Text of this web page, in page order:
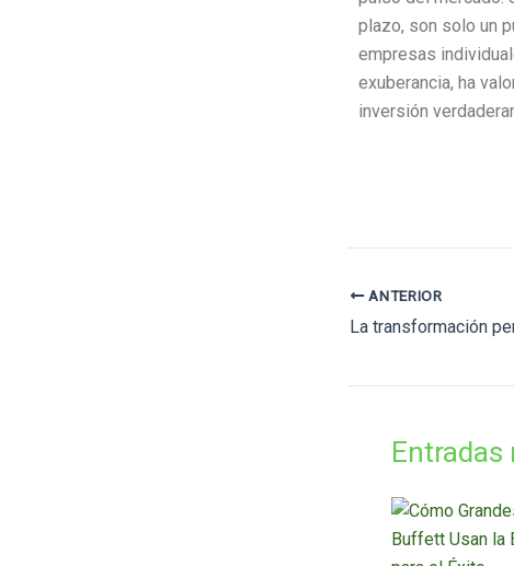
plazo, son solo un
empresas
exuberancia, ha
inversión
ANTERIOR
Entradas